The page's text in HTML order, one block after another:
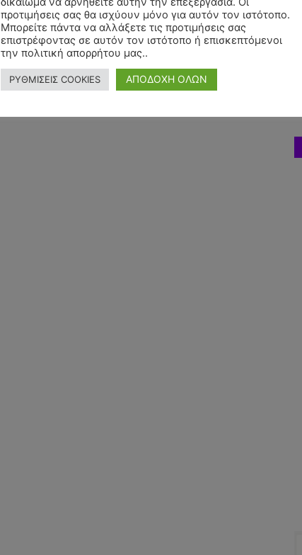
προτιμήσεις σας θα ισχύουν μόνο για αυτόν τον ιστότοπο.
Μπορείτε πάντα να αλλάξετε τις προτιμήσεις σας
επιστρέφοντας σε αυτόν τον ιστότοπο ή επισκεπτόμενοι
την πολιτική απορρήτου μας..
ΡΥΘΜΙΣΕΙΣ COOKIES ΑΠΟΔΟΧΗ ΟΛΩΝ